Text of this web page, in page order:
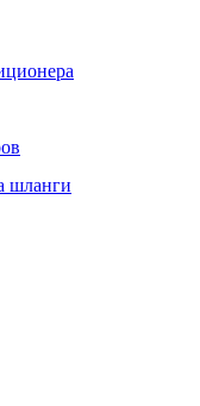
шланги